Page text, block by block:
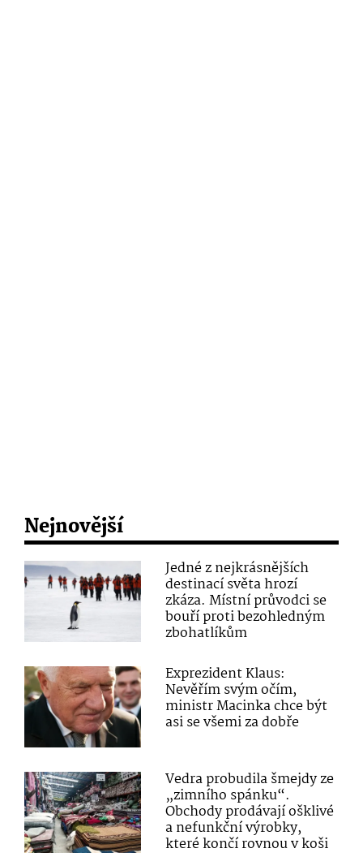
Nejnovější
Jedné z nejkrásnějších
destinací světa hrozí
zkáza. Místní průvodci se
bouří proti bezohledným
zbohatlíkům
Exprezident Klaus:
Nevěřím svým očím,
ministr Macinka chce být
asi se všemi za dobře
Vedra probudila šmejdy ze
„zimního spánku“.
Obchody prodávají ošklivé
a nefunkční výrobky,
které končí rovnou v koši